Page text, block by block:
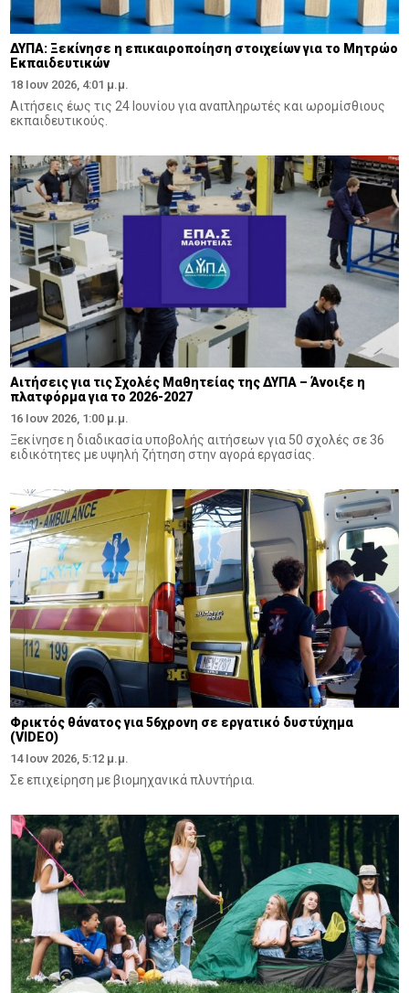
ΔΥΠΑ: Ξεκίνησε η επικαιροποίηση στοιχείων για το Μητρώο
Εκπαιδευτικών
18 Ιουν 2026, 4:01 μ.μ.
Αιτήσεις έως τις 24 Ιουνίου για αναπληρωτές και ωρομίσθιους
εκπαιδευτικούς.
Αιτήσεις για τις Σχολές Μαθητείας της ΔΥΠΑ – Άνοιξε η
πλατφόρμα για το 2026-2027
16 Ιουν 2026, 1:00 μ.μ.
Ξεκίνησε η διαδικασία υποβολής αιτήσεων για 50 σχολές σε 36
ειδικότητες με υψηλή ζήτηση στην αγορά εργασίας.
Φρικτός θάνατος για 56χρoνη σε εργατικό δυστύχημα
(VIDEO)
14 Ιουν 2026, 5:12 μ.μ.
Σε επιχείρηση με βιομηχανικά πλυντήρια.